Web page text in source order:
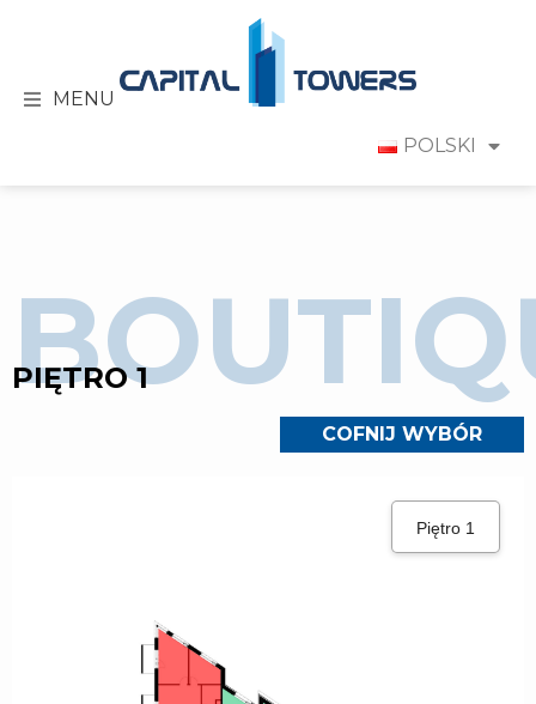
MENU
POLSKI
PIĘTRO 1
COFNIJ WYBÓR